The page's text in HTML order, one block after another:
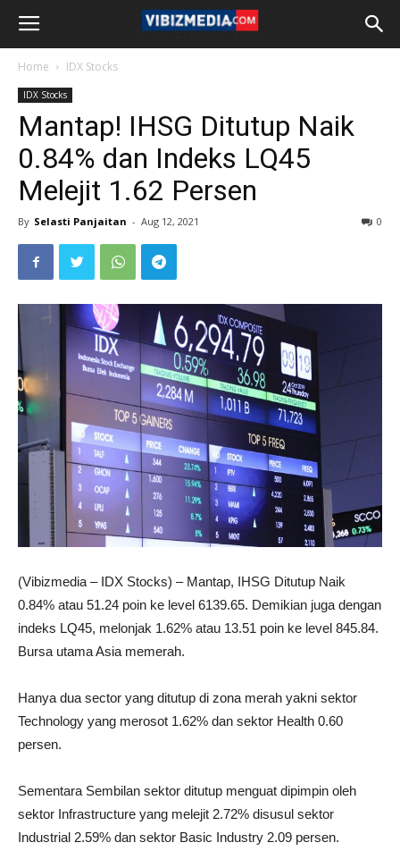
Home IDX Stocks
IDX Stocks
Mantap! IHSG Ditutup Naik
0.84% dan Indeks LQ45
Melejit 1.62 Persen
By Selasti Panjaitan - Aug 12, 2021 0
(Vibizmedia – IDX Stocks) – Mantap, IHSG Ditutup Naik
0.84% atau 51.24 poin ke level 6139.65. Demikian juga dengan
indeks LQ45, melonjak 1.62% atau 13.51 poin ke level 845.84.
Bursa utama Asia memerah.
Hanya dua sector yang ditutup di zona merah yakni sektor
Technology yang merosot 1.62% dan sektor Health 0.60
persen.
Sementara Sembilan sektor ditutup menguat dipimpin oleh
sektor Infrastructure yang melejit 2.72% disusul sektor
Industrial 2.59% dan sektor Basic Industry 2.09 persen.